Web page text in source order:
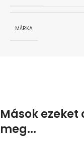
MÁRKA
Mások
meg...